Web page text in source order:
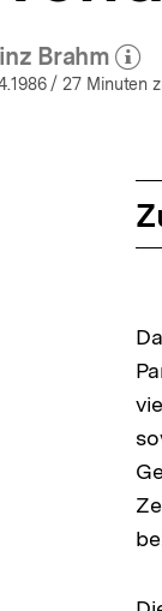
Brahm
(Mehr
/ 27 Minuten